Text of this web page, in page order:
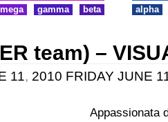
gamma beta alpha
team) –
11, 2010 FRIDAY JUNE
Appassionata